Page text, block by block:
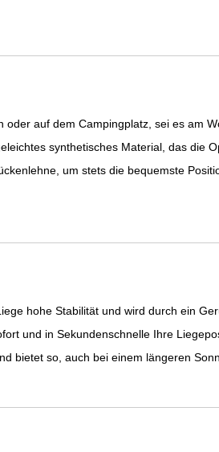
auf dem Campingplatz, sei es am
synthetisches Material, das die
um stets die bequemste
hohe Stabilität und wird durch ein
und in Sekundenschnelle Ihre
bietet so, auch bei einem längeren